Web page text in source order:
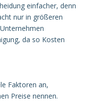
einfacher, denn
nur in größeren
da so Kosten
Faktoren an,
Preise nennen.